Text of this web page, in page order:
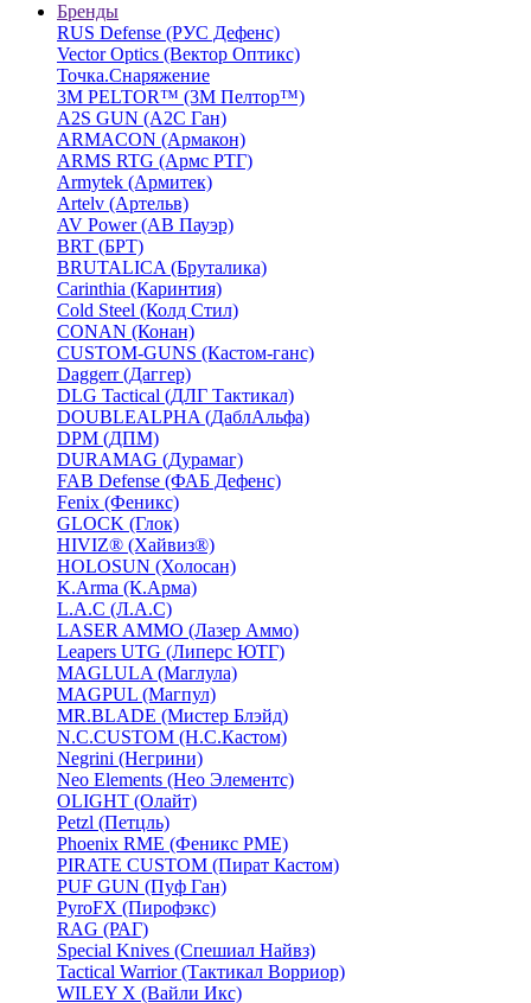
Бренды
RUS Defense (РУС Дефенс)
Vector Optics (Вектор Оптикc)
Точка.Снаряжение
3М PELTOR™ (3М Пелтор™)
A2S GUN (А2С Ган)
ARMACON (Армакон)
ARMS RTG (Армс РТГ)
Armytek (Армитек)
Artelv (Артельв)
AV Power (АВ Пауэр)
BRT (БРТ)
BRUTALICA (Бруталика)
Carinthia (Каринтия)
Cold Steel (Колд Стил)
CONAN (Конан)
CUSTOM-GUNS (Кастом-ганс)
Daggerr (Даггер)
DLG Tactical (ДЛГ Тактикал)
DOUBLEALPHA (ДаблАльфа)
DPM (ДПМ)
DURAMAG (Дурамаг)
FAB Defense (ФАБ Дефенс)
Fenix (Феникс)
GLOCK (Глок)
HIVIZ® (Хайвиз®)
HOLOSUN (Холосан)
K.Arma (К.Арма)
L.A.C (Л.А.С)
LASER AMMO (Лазер Аммо)
Leapers UTG (Липерс ЮТГ)
MAGLULA (Маглула)
MAGPUL (Магпул)
MR.BLADE (Мистер Блэйд)
N.C.CUSTOM (Н.С.Кастом)
Negrini (Негрини)
Neo Elements (Нео Элементс)
OLIGHT (Олайт)
Petzl (Петцль)
Phoenix RME (Феникс РМЕ)
PIRATE CUSTOM (Пират Кастом)
PUF GUN (Пуф Ган)
PyroFX (Пирофэкс)
RAG (РАГ)
Special Knives (Спешиал Найвз)
Tactical Warrior (Тактикал Ворриор)
WILEY X (Вайли Икс)